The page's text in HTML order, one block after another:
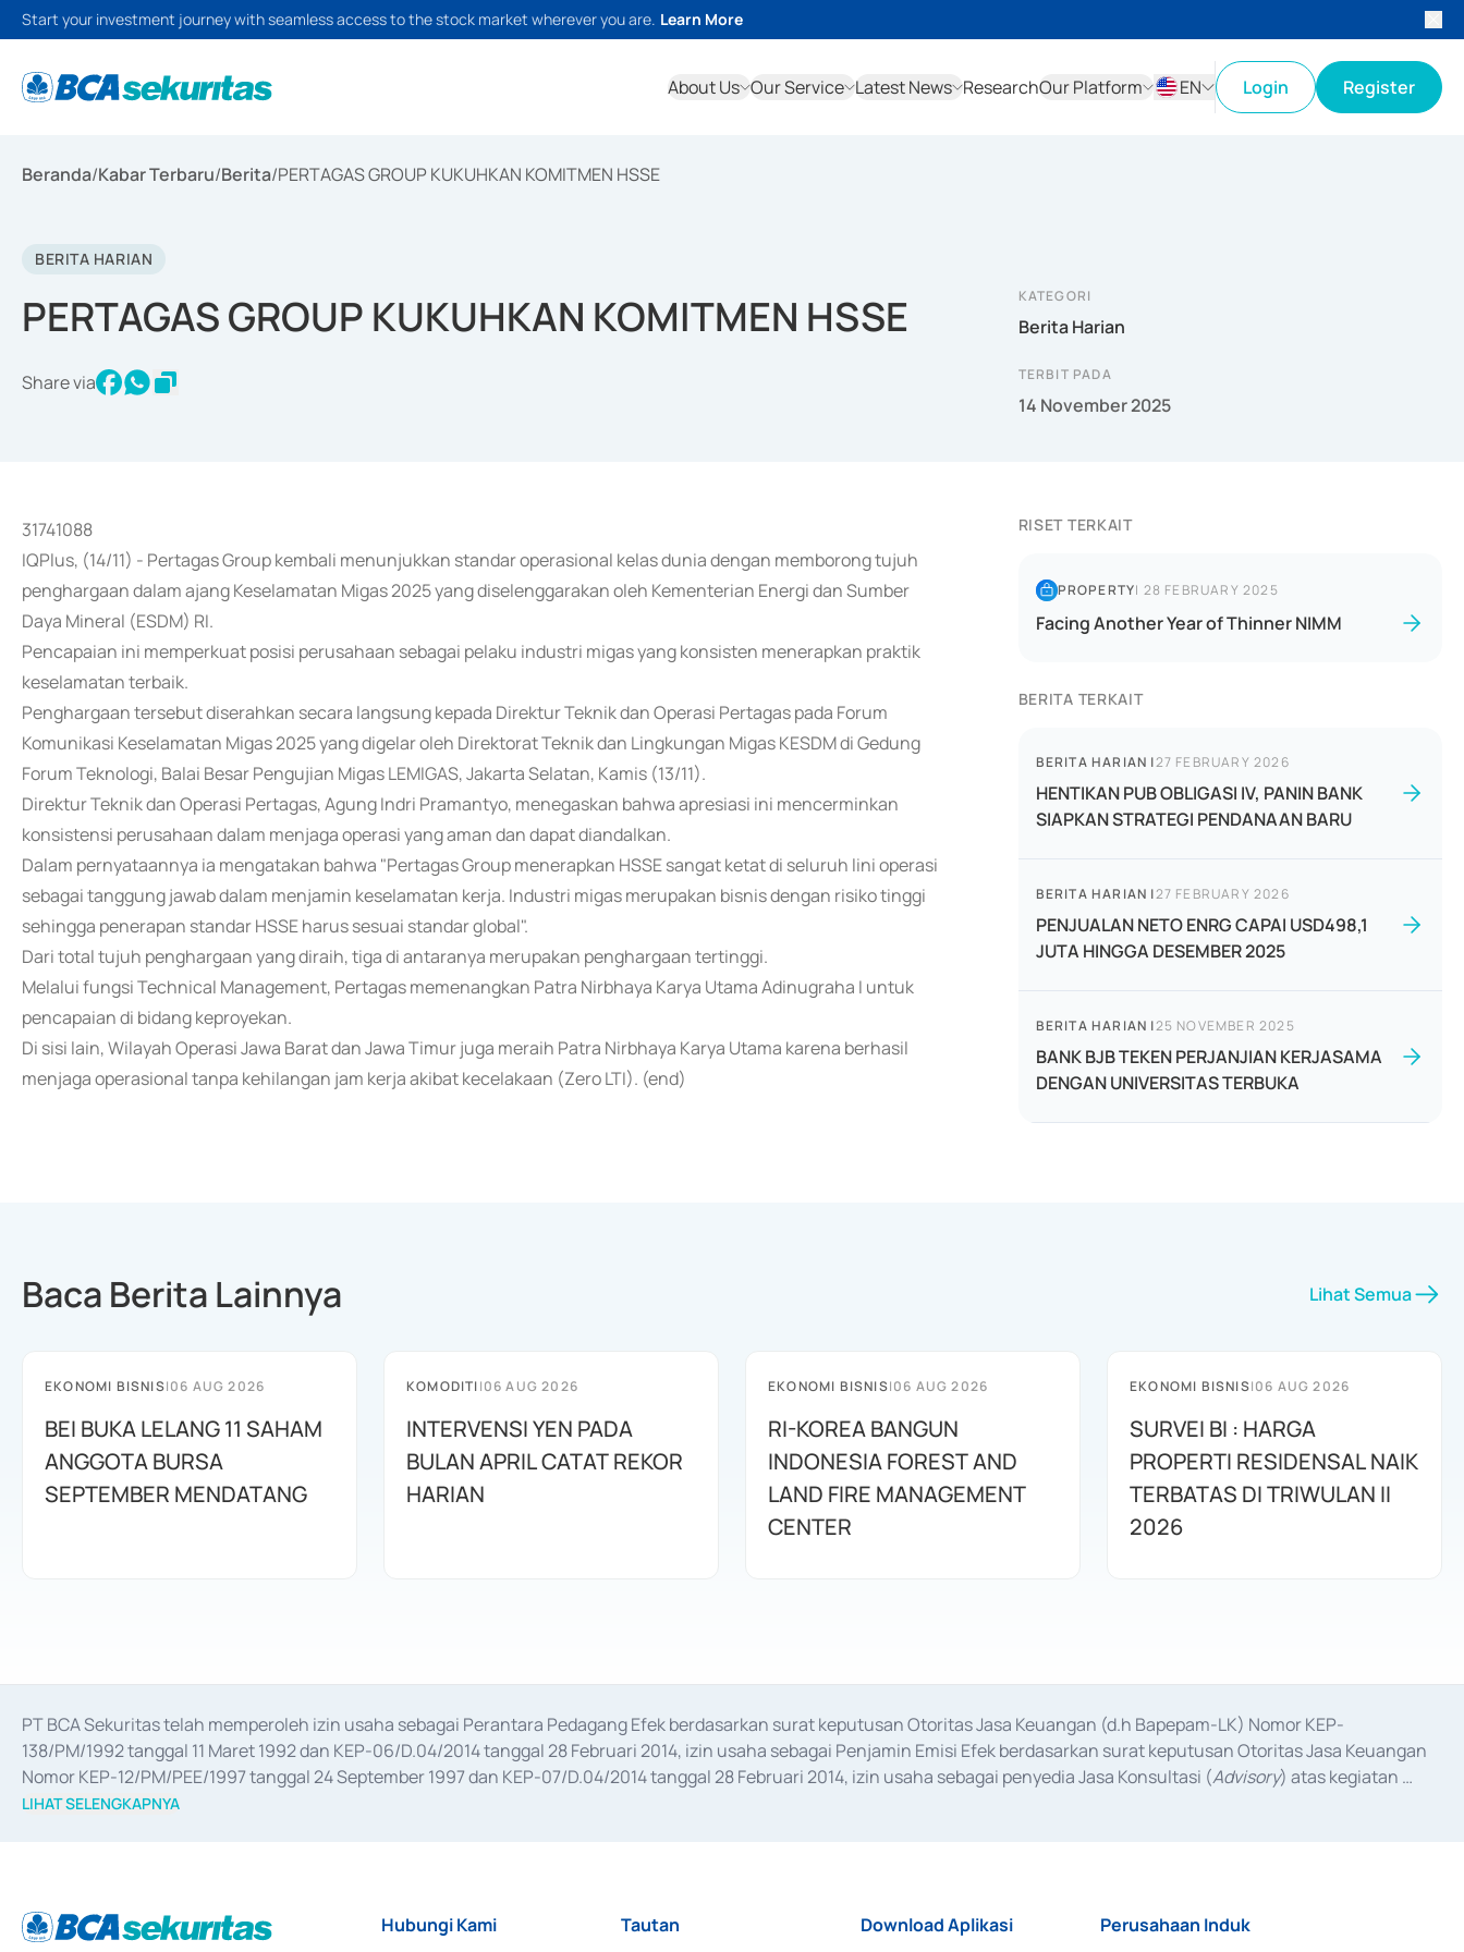
Start your investment journey with seamless access to the stock market wherever you are. Learn More
About Us Our Service Latest News ResearchOur Platform
EN
Login Register
Beranda/Kabar Terbaru/Berita/PERTAGAS GROUP KUKUHKAN KOMITMEN HSSE
BERITA HARIAN
PERTAGAS GROUP KUKUHKAN KOMITMEN HSSE
Share via
KATEGORI
Berita Harian
TERBIT PADA
14 November 2025
31741088
IQPlus, (14/11) - Pertagas Group kembali menunjukkan standar operasional kelas dunia dengan memborong tujuh
penghargaan dalam ajang Keselamatan Migas 2025 yang diselenggarakan oleh Kementerian Energi dan Sumber
Daya Mineral (ESDM) RI.
Pencapaian ini memperkuat posisi perusahaan sebagai pelaku industri migas yang konsisten menerapkan praktik
keselamatan terbaik.
Penghargaan tersebut diserahkan secara langsung kepada Direktur Teknik dan Operasi Pertagas pada Forum
Komunikasi Keselamatan Migas 2025 yang digelar oleh Direktorat Teknik dan Lingkungan Migas KESDM di Gedung
Forum Teknologi, Balai Besar Pengujian Migas LEMIGAS, Jakarta Selatan, Kamis (13/11).
Direktur Teknik dan Operasi Pertagas, Agung Indri Pramantyo, menegaskan bahwa apresiasi ini mencerminkan
konsistensi perusahaan dalam menjaga operasi yang aman dan dapat diandalkan.
Dalam pernyataannya ia mengatakan bahwa "Pertagas Group menerapkan HSSE sangat ketat di seluruh lini operasi
sebagai tanggung jawab dalam menjamin keselamatan kerja. Industri migas merupakan bisnis dengan risiko tinggi
sehingga penerapan standar HSSE harus sesuai standar global".
Dari total tujuh penghargaan yang diraih, tiga di antaranya merupakan penghargaan tertinggi.
Melalui fungsi Technical Management, Pertagas memenangkan Patra Nirbhaya Karya Utama Adinugraha I untuk
pencapaian di bidang keproyekan.
Di sisi lain, Wilayah Operasi Jawa Barat dan Jawa Timur juga meraih Patra Nirbhaya Karya Utama karena berhasil
menjaga operasional tanpa kehilangan jam kerja akibat kecelakaan (Zero LTI). (end)
RISET TERKAIT
PROPERTY| 28 FEBRUARY 2025
Facing Another Year of Thinner NIMM
BERITA TERKAIT
BERITA HARIAN |27 FEBRUARY 2026
HENTIKAN PUB OBLIGASI IV, PANIN BANK
SIAPKAN STRATEGI PENDANAAN BARU
BERITA HARIAN |27 FEBRUARY 2026
PENJUALAN NETO ENRG CAPAI USD498,1
JUTA HINGGA DESEMBER 2025
BERITA HARIAN |25 NOVEMBER 2025
BANK BJB TEKEN PERJANJIAN KERJASAMA
DENGAN UNIVERSITAS TERBUKA
Baca Berita Lainnya Lihat Semua
EKONOMI BISNIS|06 AUG 2026
BEI BUKA LELANG 11 SAHAM
ANGGOTA BURSA
SEPTEMBER MENDATANG
KOMODITI|06 AUG 2026
INTERVENSI YEN PADA
BULAN APRIL CATAT REKOR
HARIAN
EKONOMI BISNIS|06 AUG 2026
RI-KOREA BANGUN
INDONESIA FOREST AND
LAND FIRE MANAGEMENT
CENTER
EKONOMI BISNIS|06 AUG 2026
SURVEI BI : HARGA
PROPERTI RESIDENSAL NAIK
TERBATAS DI TRIWULAN II
2026
PT BCA Sekuritas telah memperoleh izin usaha sebagai Perantara Pedagang Efek berdasarkan surat keputusan Otoritas Jasa Keuangan (d.h Bapepam-LK) Nomor KEP-
138/PM/1992 tanggal 11 Maret 1992 dan KEP-06/D.04/2014 tanggal 28 Februari 2014, izin usaha sebagai Penjamin Emisi Efek berdasarkan surat keputusan Otoritas Jasa Keuangan
Nomor KEP-12/PM/PEE/1997 tanggal 24 September 1997 dan KEP-07/D.04/2014 tanggal 28 Februari 2014, izin usaha sebagai penyedia Jasa Konsultasi (Advisory) atas kegiatan
merger, akuisisi, divestasi, dan
LIHAT SELENGKAPNYA
Hubungi Kami Tautan Download Aplikasi Perusahaan Induk